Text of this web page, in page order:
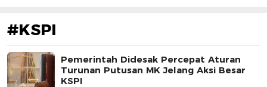
#KSPI
Pemerintah Didesak Percepat Aturan
Turunan Putusan MK Jelang Aksi Besar
KSPI